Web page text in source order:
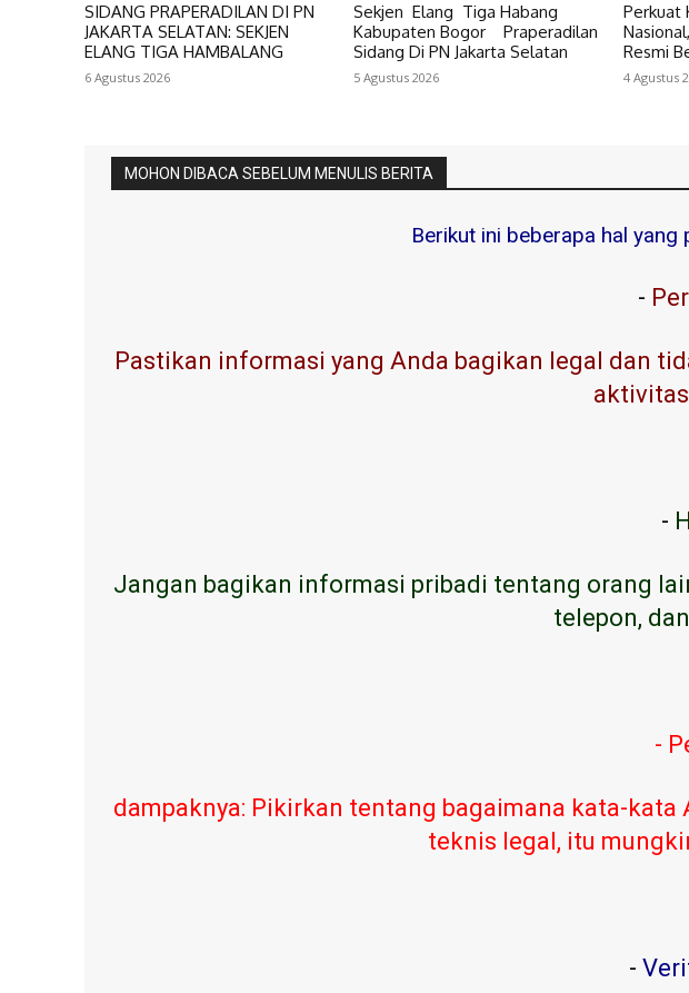
SIDANG PRAPERADILAN DI PN
JAKARTA SELATAN: SEKJEN
ELANG TIGA HAMBALANG
6 Agustus 2026
Sekjen Elang Tiga Habang
Kabupaten Bogor Praperadilan
Sidang Di PN Jakarta Selatan
5 Agustus 2026
Perkuat
Resmi
4 Agustus
MOHON DIBACA SEBELUM MENULIS BERITA
Berikut ini beberapa hal
-
Pastikan informasi yang Anda bagikan legal dan
-
Jangan bagikan informasi pribadi tentang orang
telepon,
-
dampaknya: Pikirkan tentang bagaimana kata-
teknis legal, itu
-